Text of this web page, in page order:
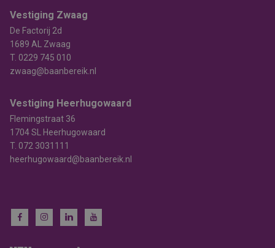
Vestiging Zwaag
De Factorij 2d
1689 AL Zwaag
T. 0229 745 010
zwaag@baanbereik.nl
Vestiging Heerhugowaard
Flemingstraat 36
1704 SL Heerhugowaard
T. 072 3031111
heerhugowaard@baanbereik.nl